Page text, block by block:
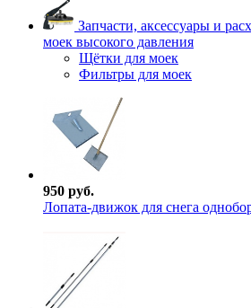
Запчасти, аксессуары и
моек высокого давления
Щётки для моек
Фильтры для моек
950 руб.
Лопата-движок для снега